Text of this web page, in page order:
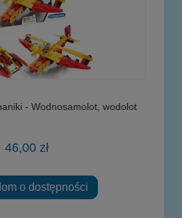
- Wodnosamolot, wodolot
46,00 zł
o dostępności